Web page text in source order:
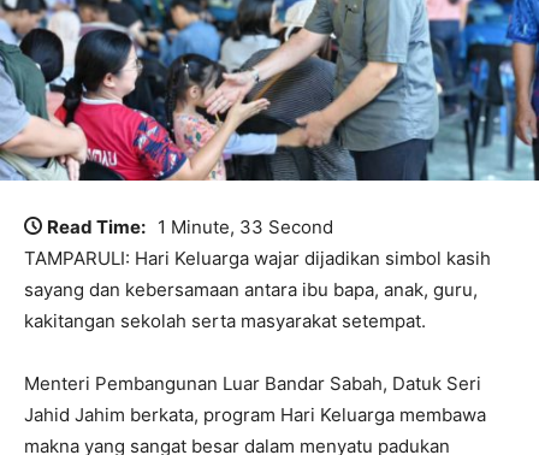
Read Time: 1 Minute, 33 Second
TAMPARULI: Hari Keluarga wajar dijadikan simbol kasih
sayang dan kebersamaan antara ibu bapa, anak, guru,
kakitangan sekolah serta masyarakat setempat.
Menteri Pembangunan Luar Bandar Sabah, Datuk Seri
Jahid Jahim berkata, program Hari Keluarga membawa
makna yang sangat besar dalam menyatu padukan